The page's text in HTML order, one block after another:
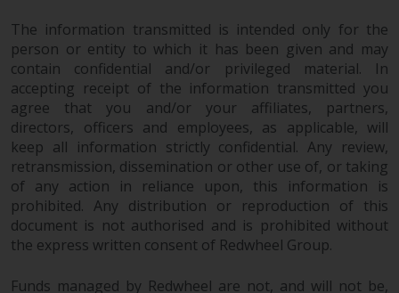
The information transmitted is intended only for the
person or entity to which it has been given and may
contain confidential and/or privileged material. In
accepting receipt of the information transmitted you
agree that you and/or your affiliates, partners,
directors, officers and employees, as applicable, will
keep all information strictly confidential. Any review,
retransmission, dissemination or other use of, or taking
of any action in reliance upon, this information is
prohibited. Any distribution or reproduction of this
document is not authorised and is prohibited without
the express written consent of Redwheel Group.
Funds managed by Redwheel are not, and will not be,